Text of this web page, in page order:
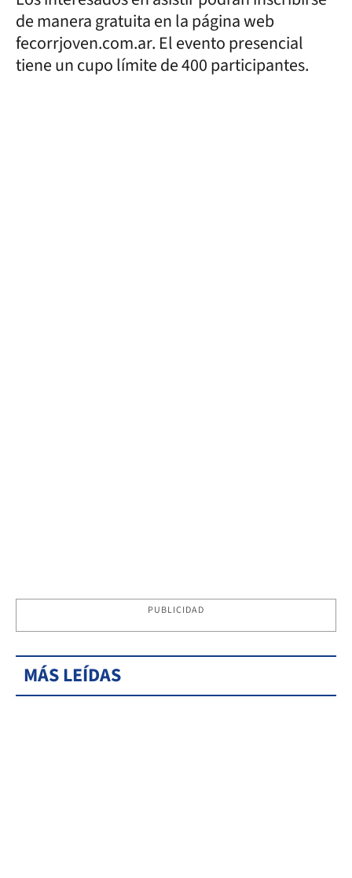
de manera gratuita en la página web
fecorrjoven.com.ar. El evento presencial
tiene un cupo límite de 400 participantes.
PUBLICIDAD
MÁS LEÍDAS